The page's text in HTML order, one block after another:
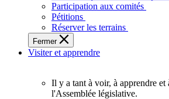
plein
potentiel,
l'Assemblée
a
besoin
de
Participation aux comités
Pétitions
Réserver les terrains
Fermer
Visiter et apprendre
Il y a tant à voir, à apprendre et
l'Assemblée législative.